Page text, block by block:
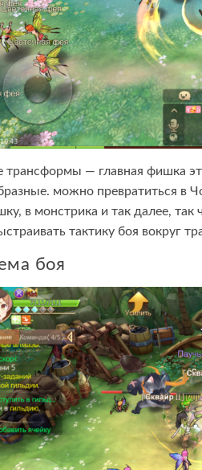
трансформы — главная фишка
можно превратиться в
в монстрика и так далее,
тактику боя вокруг
боя